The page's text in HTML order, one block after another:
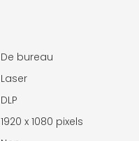
De bureau
Laser
DLP
1920 x 1080 pixels